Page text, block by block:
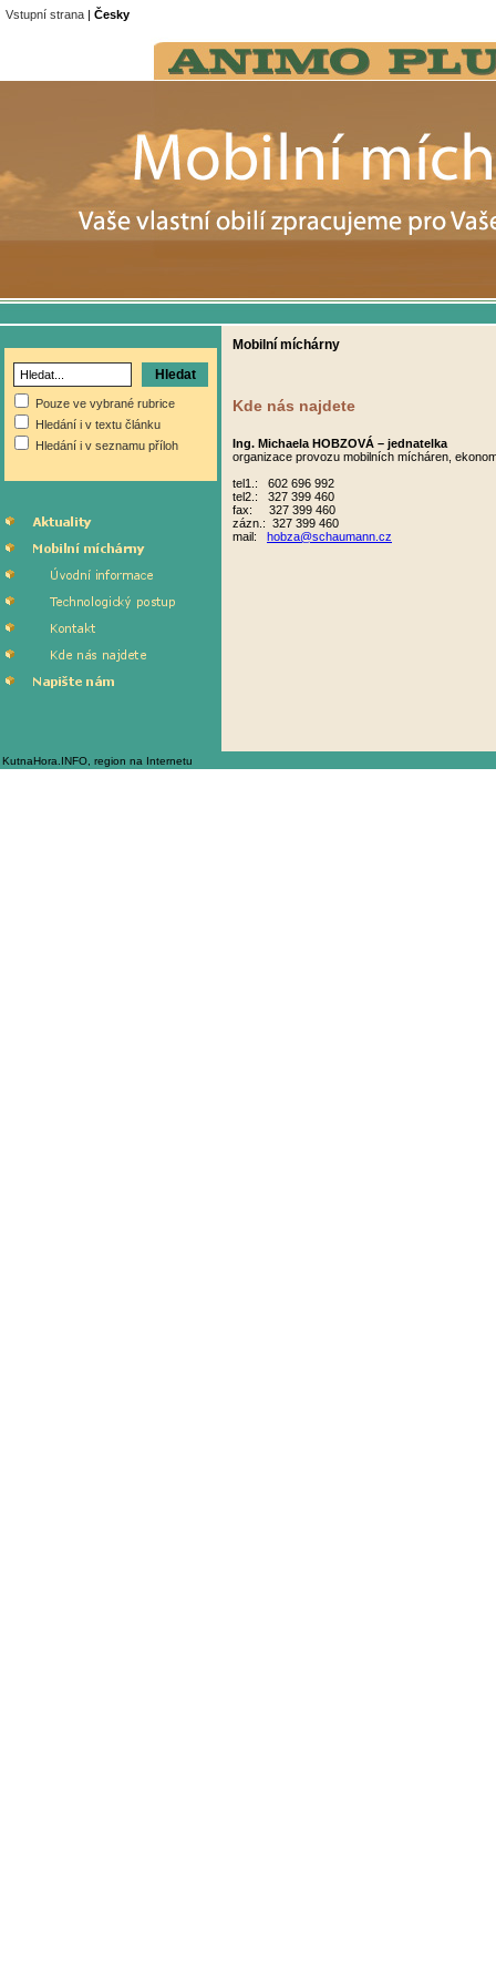
Vstupní strana | Česky
Pouze ve vybrané rubrice
Hledání i v textu článku
Hledání i v seznamu příloh
Mobilní míchárny
Kde nás najdete
Ing. Michaela HOBZOVÁ – jednatelka
organizace provozu mobilních mícháren,
tel1.: 602 696 992
tel2.: 327 399 460
fax: 327 399 460
zázn.: 327 399 460
mail: hobza@schaumann.cz
KutnaHora.INFO, region na Internetu